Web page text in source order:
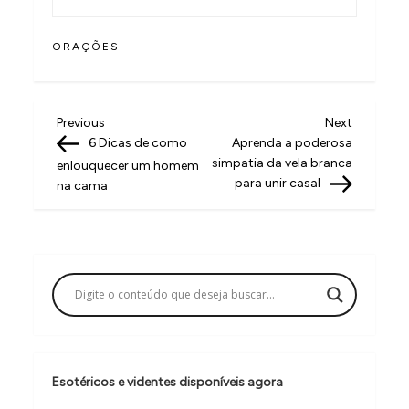
ORAÇÕES
N
a
v
a
ç
o
d
Previous
Post
Previous
6 Dicas de como
enlouquecer um homem
na cama
Next
Post
Next
Aprenda a poderosa
simpatia da vela branca
para unir casal
Esotéricos e videntes disponíveis agora